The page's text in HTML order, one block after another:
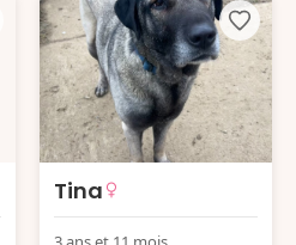
Tina